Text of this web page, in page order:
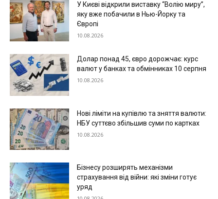
У Києві відкрили виставку “Волію миру”,
яку вже побачили в Нью-Йорку та
Європі
10.08.2026
Долар понад 45, євро дорожчає: курс
валют у банках та обмінниках 10 серпня
10.08.2026
Нові ліміти на купівлю та зняття валюти:
НБУ суттєво збільшив суми по картках
10.08.2026
Бізнесу розширять механізми
страхування від війни: які зміни готує
уряд